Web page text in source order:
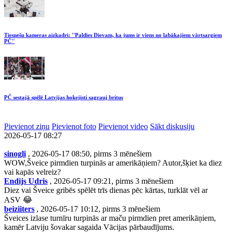
Tiesnešu kameras aizkadri: ''Paldies Dievam, ka jums ir viens no labākajiem vārtsargiem
PČ''
PČ sestajā spēlē Latvijas hokejisti sagrauj britus
Pievienot ziņu Pievienot foto Pievienot video Sākt diskusiju
2026-05-17 08:27
sinogli , 2026-05-17 08:50, pirms 3 mēnešiem
WOW,Šveice pirmdien turpinās ar amerikāņiem? Autor,šķiet ka diez
vai kapās velreiz?
Endijs Udris , 2026-05-17 09:21, pirms 3 mēnešiem
Diez vai Šveice gribēs spēlēt trīs dienas pēc kārtas, turklāt vēl ar
ASV 😂
beiziiters , 2026-05-17 10:12, pirms 3 mēnešiem
Šveices izlase turnīru turpinās ar maču pirmdien pret amerikāņiem,
kamēr Latviju šovakar sagaida Vācijas pārbaudījums.